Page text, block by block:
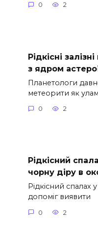
0 2
Рідкісні
з ядром
Планетологи
метеорити як
0 2
Рідкісний
чорну діру в
Рідкісний спалах
допоміг виявити
0 2